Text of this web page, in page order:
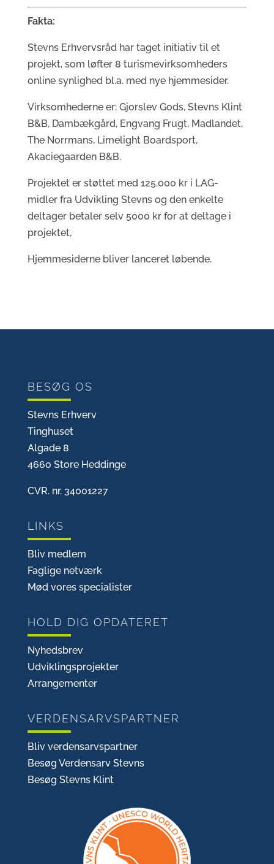
Fakta:
Stevns Erhvervsråd har taget initiativ til et
projekt, som løfter 8 turismevirksomheders
online synlighed bl.a. med nye hjemmesider.
Virksomhederne er: Gjorslev Gods, Stevns Klint
B&B, Dambækgård, Engvang Frugt, Madlandet,
The Norrmans, Limelight Boardsport,
Akaciegaarden B&B.
Projektet er støttet med 125.000 kr i LAG-
midler fra Udvikling Stevns og den enkelte
deltager betaler selv 5000 kr for at deltage i
projektet,
Hjemmesiderne bliver lanceret løbende.
BESØG OS
Stevns Erhverv
Tinghuset
Algade 8
4660 Store Heddinge
CVR. nr. 34001227
LINKS
Bliv medlem
Faglige netværk
Mød vores specialister
HOLD DIG OPDATERET
Nyhedsbrev
Udviklingsprojekter
Arrangementer
VERDENSARVSPARTNER
Bliv verdensarvspartner
Besøg Verdensarv Stevns
Besøg Stevns Klint